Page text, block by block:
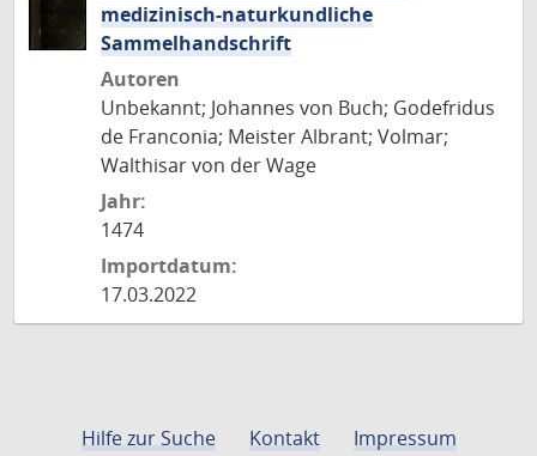
medizinisch-naturkundliche
Sammelhandschrift
Autoren
Unbekannt; Johannes von Buch; Godefridus
de Franconia; Meister Albrant; Volmar;
Walthisar von der Wage
Jahr:
1474
Importdatum:
17.03.2022
Hilfe zur Suche Kontakt
Impressum